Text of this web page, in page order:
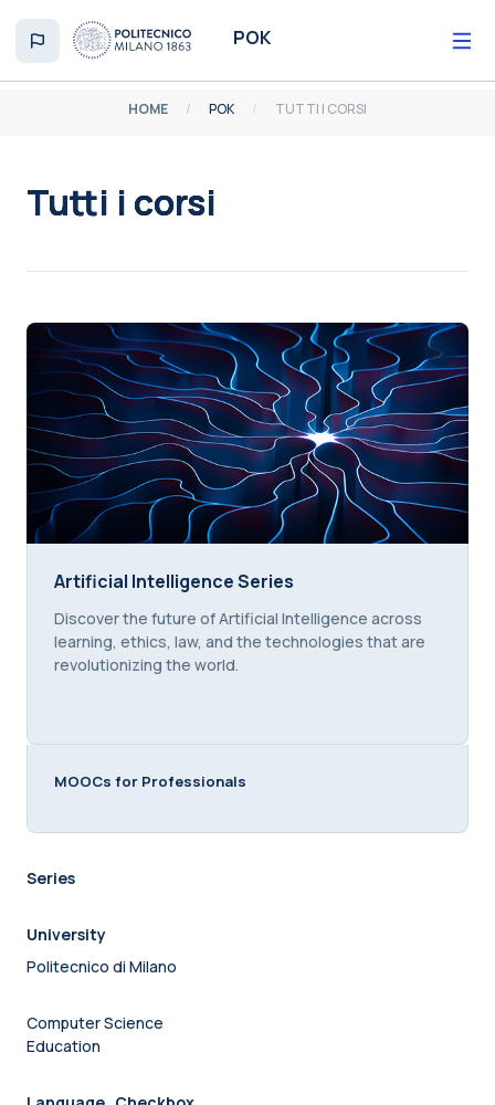
POK
HOME POK TUTTI I CORSI
Tutti i corsi
Artificial Intelligence Series
Artificial Intelligence Series
Course summary text:
Discover the future of Artificial Intelligence across
learning, ethics, law, and the technologies that are
revolutionizing the world.
MOOCs for Professionals
Series
University
Politecnico di Milano
Computer Science
Education